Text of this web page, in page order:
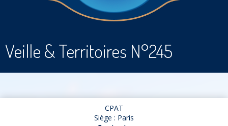
Veille & Territoires N°245
CPAT
Siège : Paris